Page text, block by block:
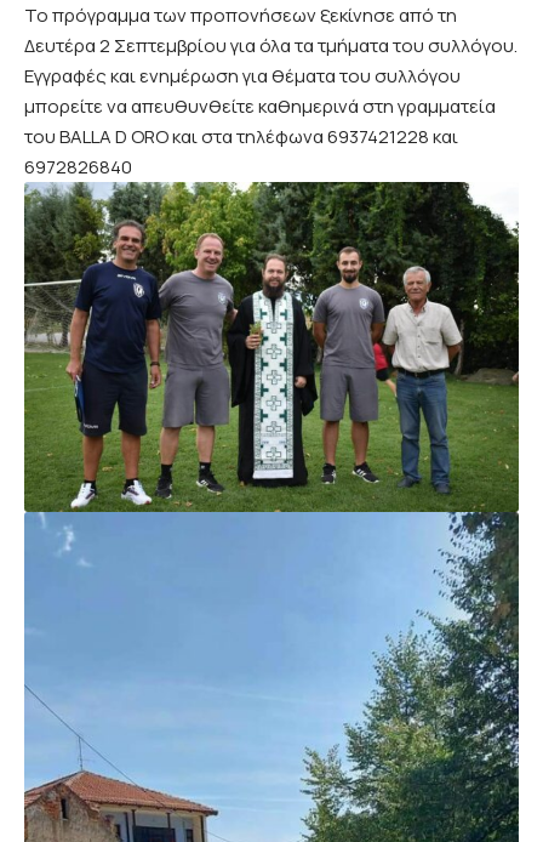
Το πρόγραμμα των προπονήσεων ξεκίνησε από τη
Δευτέρα 2 Σεπτεμβρίου για όλα τα τμήματα του συλλόγου.
Εγγραφές και ενημέρωση για θέματα του συλλόγου
μπορείτε να απευθυνθείτε καθημερινά στη γραμματεία
του ΒΑLLA D ORO και στα τηλέφωνα 6937421228 και
6972826840